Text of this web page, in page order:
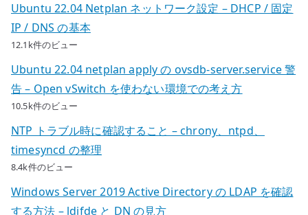
Ubuntu 22.04 Netplan ネットワーク設定 – DHCP / 固定
IP / DNS の基本
12.1k件のビュー
Ubuntu 22.04 netplan apply の ovsdb-server.service 警
告 – Open vSwitch を使わない環境での考え方
10.5k件のビュー
NTP トラブル時に確認すること – chrony、ntpd、
timesyncd の整理
8.4k件のビュー
Windows Server 2019 Active Directory の LDAP を確認
する方法 – ldifde と DN の見方